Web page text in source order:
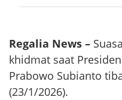
Regalia News –
khidmat saat
Prabowo Subianto
(23/1/2026).